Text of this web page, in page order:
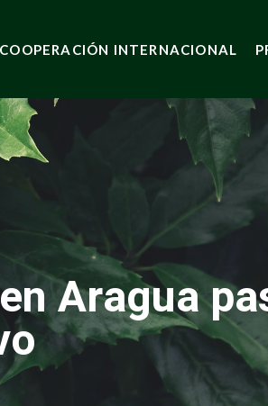
COOPERACIÓN INTERNACIONAL
Aragua